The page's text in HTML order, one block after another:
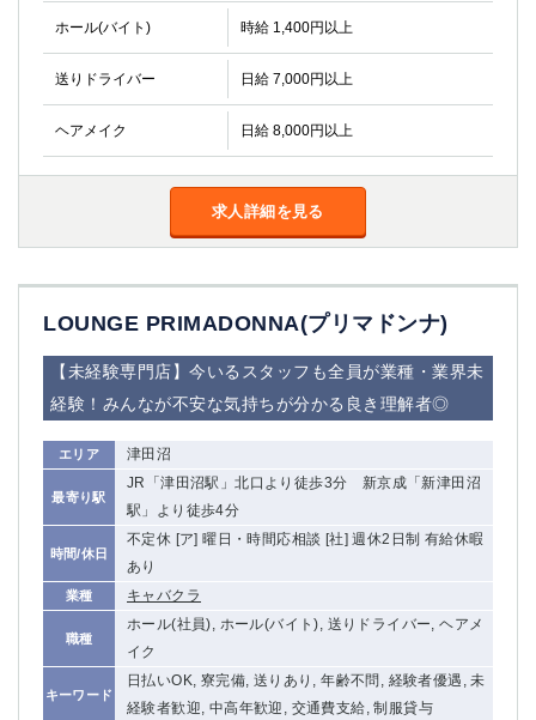
ホール(バイト) 時給 1,400円以上
送りドライバー 日給 7,000円以上
ヘアメイク 日給 8,000円以上
求人詳細を見る
LOUNGE PRIMADONNA(プリマドンナ)
【未経験専門店】今いるスタッフも全員が業種・業界未
経験！みんなが不安な気持ちが分かる良き理解者◎
エリア 津田沼
最寄り駅
JR「津田沼駅」北口より徒歩3分 新京成「新津田沼
駅」より徒歩4分
時間/休日
不定休 [ア] 曜日・時間応相談 [社] 週休2日制 有給休暇
あり
業種 キャバクラ
職種
ホール(社員), ホール(バイト), 送りドライバー, ヘアメ
イク
キーワード
日払いOK, 寮完備, 送りあり, 年齢不問, 経験者優遇, 未
経験者歓迎, 中高年歓迎, 交通費支給, 制服貸与
①東武練馬 ②成増・板橋 ③大山 ②池袋
大井町
大泉学園
下赤塚
竹ノ塚
三鷹
亀戸
水道橋
荻窪
浅草
幡ヶ谷
小岩
湯島
久米川
市川
西麻布
神奈川県
関内
横浜
川崎
本厚木
藤沢
武蔵小杉
橋本
小田原
関内・馬車道・日ノ出町
茅ヶ崎
戸塚
相模原
横須賀